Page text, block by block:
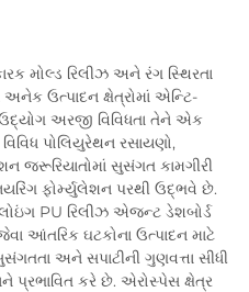
મોલ્ડ રિલીઝ અને રંગ સ્થિરતા
ઉત્પાદન ક્ષેત્રોમાં એન્ટિ-
અરજી વિવિધતા તેને એક
પોલિયુરેથન રસાયણો,
જરૂરિયાતોમાં સુસંગત કામગીરી
ફોર્મ્યુલેશન પરથી ઉદ્ભવે છે.
PU રિલીઝ એજન્ટ ડેશબોર્ડ
આંતરિક ઘટકોના ઉત્પાદન માટે
અને સપાટીની ગુણવત્તા સીધી
પ્રભાવિત કરે છે. એરોસ્પેસ ક્ષેત્ર